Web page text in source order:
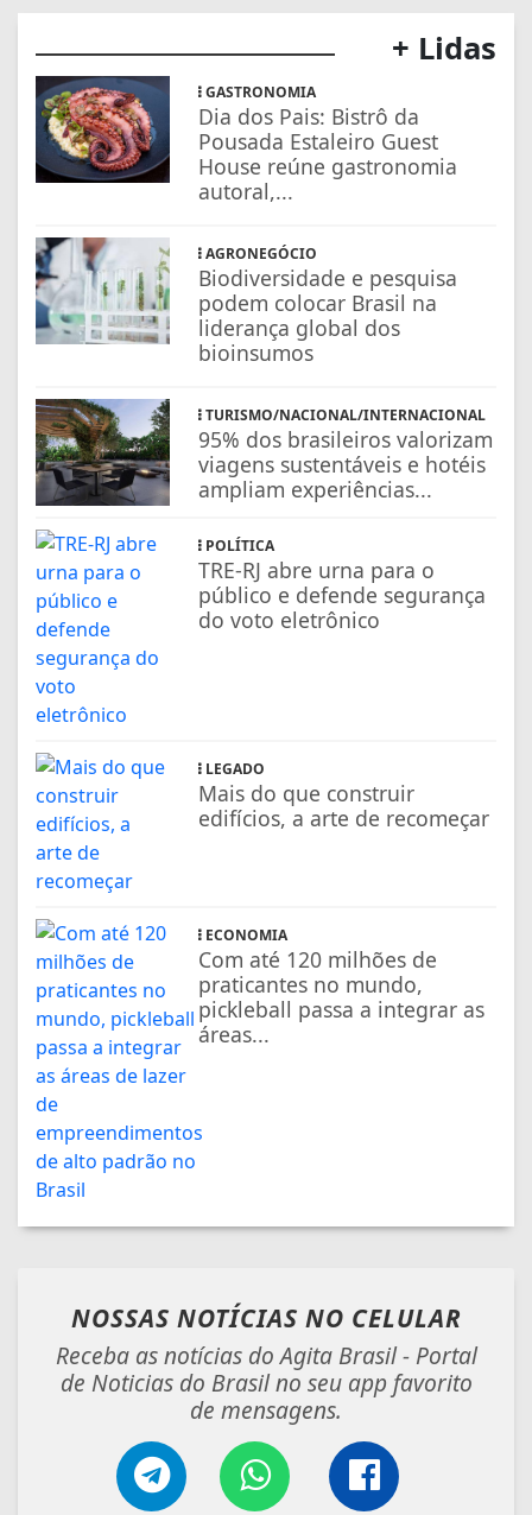
+ Lidas
GASTRONOMIA
Dia dos Pais: Bistrô da
Pousada Estaleiro Guest
House reúne gastronomia
autoral,...
AGRONEGÓCIO
Biodiversidade e pesquisa
podem colocar Brasil na
liderança global dos
bioinsumos
TURISMO/NACIONAL/INTERNACIONAL
95% dos brasileiros valorizam
viagens sustentáveis e hotéis
ampliam experiências...
POLÍTICA
TRE-RJ abre urna para o
público e defende segurança
do voto eletrônico
LEGADO
Mais do que construir
edifícios, a arte de recomeçar
ECONOMIA
Com até 120 milhões de
praticantes no mundo,
pickleball passa a integrar as
áreas...
NOSSAS NOTÍCIAS NO CELULAR
Receba as notícias do Agita Brasil - Portal
de Noticias do Brasil no seu app favorito
de mensagens.